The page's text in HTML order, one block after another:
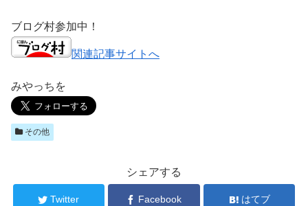
ブログ村参加中！
関連記事サイトへ
みやっちを
その他
シェアする
Twitter Facebook はてブ